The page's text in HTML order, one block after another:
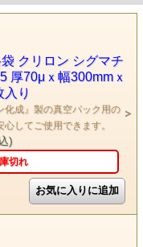
クリロン シグマチ
厚70μｘ幅300mmｘ
入り
化成』製の真空パック用の
してご使用できます。
)
切れ